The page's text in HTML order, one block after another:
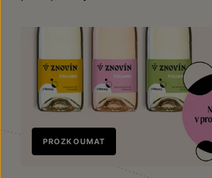
Nově
v prodeji
PROZKOUMAT